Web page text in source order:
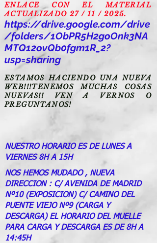
ENLACE CON EL MATERIAL
ACTUALIZADO 27 / 11 / 2025.
https://drive.google.com/drive
/folders/1ObPR5H2goOnk3NA
MTQ12ovQb0fgm1R_2?
usp=sharing
ESTAMOS HACIENDO UNA NUEVA
WEB!!!TENEMOS MUCHAS COSAS
NUEVAS!! VEN A VERNOS O
PREGUNTANOS!
NUESTRO HORARIO ES DE LUNES A
VIERNES 8H A 15H
NOS HEMOS MUDADO , NUEVA
DIRECCION : C/ AVENIDA DE MADRID
Nº10 (EXPOSICION) C/ CAMINO DEL
PUENTE VIEJO Nº9 (CARGA Y
DESCARGA) EL HORARIO DEL MUELLE
PARA CARGA Y DESCARGA ES DE 8H A
14:45H